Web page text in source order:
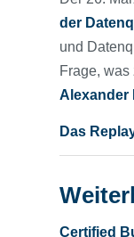
der
und
Frage,
Alexander
Das
Certified